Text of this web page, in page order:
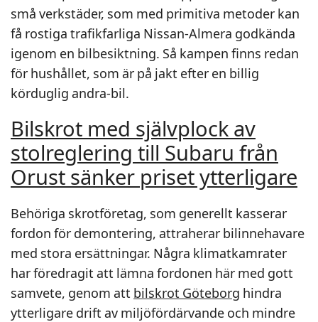
små verkstäder, som med primitiva metoder kan
få rostiga trafikfarliga Nissan-Almera godkända
igenom en bilbesiktning. Så kampen finns redan
för hushållet, som är på jakt efter en billig
körduglig andra-bil.
Bilskrot med självplock av
stolreglering till Subaru från
Orust sänker priset ytterligare
Behöriga skrotföretag, som generellt kasserar
fordon för demontering, attraherar bilinnehavare
med stora ersättningar. Några klimatkamrater
har föredragit att lämna fordonen här med gott
samvete, genom att bilskrot Göteborg hindra
ytterligare drift av miljöfördärvande och mindre